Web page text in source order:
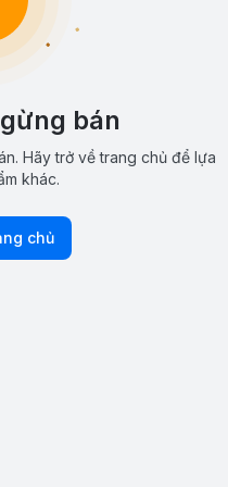
bán
Hãy trở về trang chủ để lựa
khác.
chủ